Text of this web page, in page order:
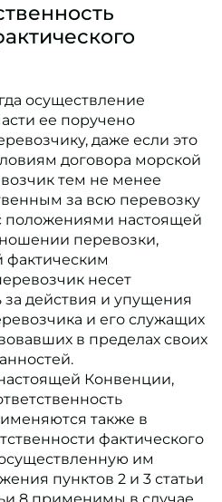
осуществление
ее поручено
даже если это
договора морской
тем не менее
за всю перевозку
положениями настоящей
перевозки,
фактическим
несет
за действия и упущения
и его служащих
в пределах своих
Конвенции,
также в
фактического
им
пунктов 2 и 3 статьи